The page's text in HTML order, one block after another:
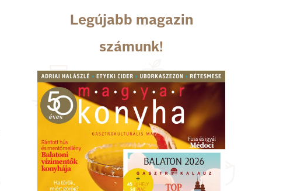
Legújabb magazin
számunk!